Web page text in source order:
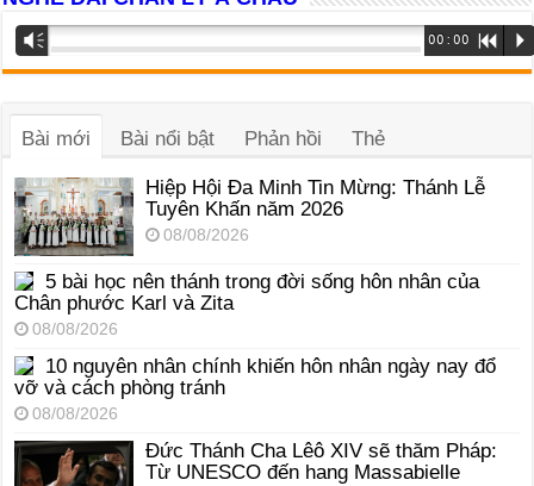
Trình
phát
âm
Vm 00:00 R P
Bài mới Bài nổi bật Phản hồi Thẻ
Hiệp Hội Đa Minh Tin Mừng: Thánh Lễ
Tuyên Khấn năm 2026
08/08/2026
5 bài học nên thánh trong đời sống hôn nhân của
Chân phước Karl và Zita
08/08/2026
10 nguyên nhân chính khiến hôn nhân ngày nay đổ
vỡ và cách phòng tránh
08/08/2026
Đức Thánh Cha Lêô XIV sẽ thăm Pháp:
Từ UNESCO đến hang Massabielle